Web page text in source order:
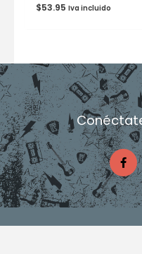
$53.95 Iva incluido
F
a
c
e
b
o
o